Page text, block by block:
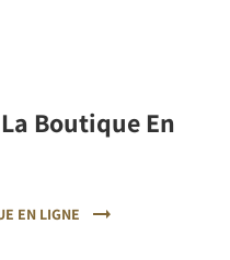
Boutique En
EN LIGNE